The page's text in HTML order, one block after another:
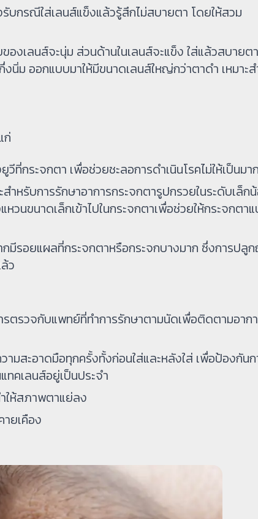
บกรณีใส่เลนส์แข็งแล้วรู้สึกไม่สบายตา โดยให้สวม
งเลนส์จะนุ่ม ส่วนด้านในเลนส์จะแข็ง ใส่แล้วสบายต
นิ่ม ออกแบบมาให้มีขนาดเลนส์ใหญ่กว่าตาดำ เหมาะ
ก่
กระจกตา เพื่อช่วยชะลอการดำเนินโรคไม่ให้เป็นมา
ำหรับการรักษาอาการกระจกตารูปกรวยในระดับเล็ก
นขนาดเล็กเข้าไปในกระจกตาเพื่อช่วยให้กระจกตา
รอยแผลที่กระจกตาหรือกระจกบางมาก ซึ่งการปลู
ว
ตรวจกับแพทย์ที่ทำการรักษาตามนัดเพื่อติดตามอาก
ามสะอาดมือทุกครั้งทั้งก่อนใส่และหลังใส่ เพื่อป้องกัน
ทคเลนส์อยู่เป็นประจำ
ให้สภาพตาแย่ลง
ยเคือง